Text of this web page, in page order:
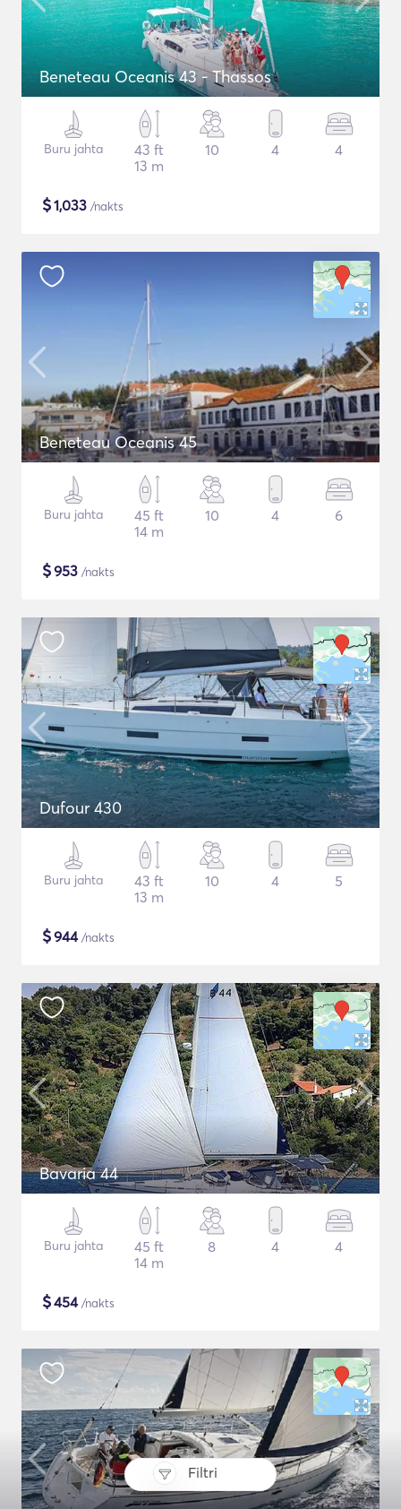
Filtri
Beneteau Oceanis 43 - Thassos
Buru jahta
43 ft
13 m
10 4 4
$1,033 /nakts
Beneteau Oceanis 45
Buru jahta
45 ft
14 m
10 4 6
$953 /nakts
Dufour 430
Buru jahta
43 ft
13 m
10 4 5
$944/nakts
Bavaria 44
Buru jahta
45 ft
14 m
8 4 4
$454/nakts